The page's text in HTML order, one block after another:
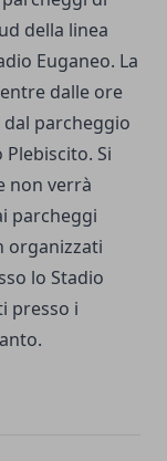
della linea
Euganeo. La
dalle ore
parcheggio
Si
non verrà
parcheggi
lo Stadio
presso i